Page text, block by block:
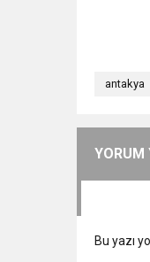
antakya
YORUM
Bu yazı